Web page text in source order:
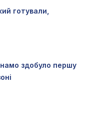
готували,
здобуло першу